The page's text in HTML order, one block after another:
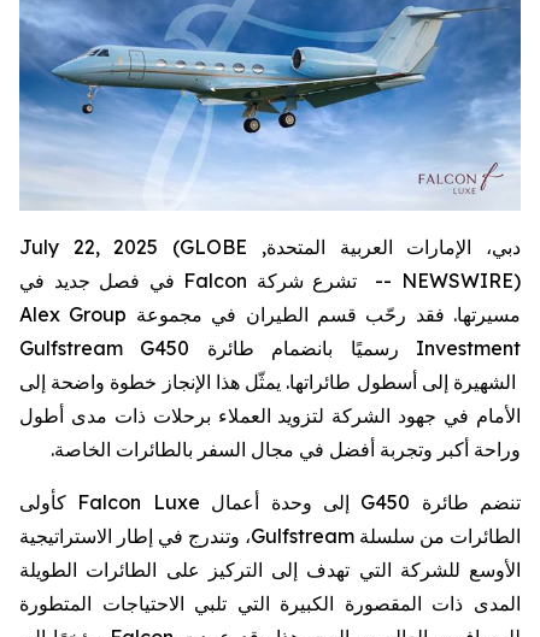
دبي، الإمارات العربية المتحدة, July 22, 2025 (GLOBE
NEWSWIRE) -- تشرع شركة
Falcon في فصل جديد في
مسيرتها. فقد رحّب قسم الطيران في مجموعة Alex Group
Investment رسميًا بانضمام طائرة Gulfstream G450
الشهيرة إلى أسطول طائراتها. يمثّل هذا الإنجاز خطوة واضحة إلى
الأمام في جهود الشركة لتزويد العملاء برحلات ذات مدى أطول
وراحة أكبر وتجربة أفضل في مجال السفر بالطائرات الخاصة.
تنضم طائرة G450 إلى وحدة أعمال Falcon Luxe كأولى
الطائرات من سلسلة Gulfstream، وتندرج في إطار الاستراتيجية
الأوسع للشركة التي تهدف إلى التركيز على الطائرات الطويلة
المدى ذات المقصورة الكبيرة التي تلبي الاحتياجات المتطورة